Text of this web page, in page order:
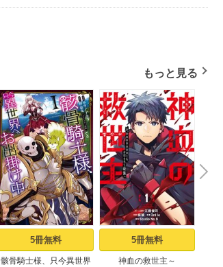
もっと見る
5冊無料
骸骨騎士様、只今異世界
5冊無料
神血の救世主～
N
e
x
t